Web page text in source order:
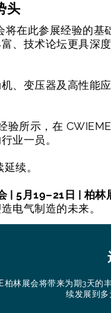
头
将在此参展经验的基
、技术论坛更具深
、变压器及高性能
所示，在
业一员。
续。
| 5月19–21日 | 柏林
电气制造的未来。
柏林展会将带来为期3天的
续发展到多